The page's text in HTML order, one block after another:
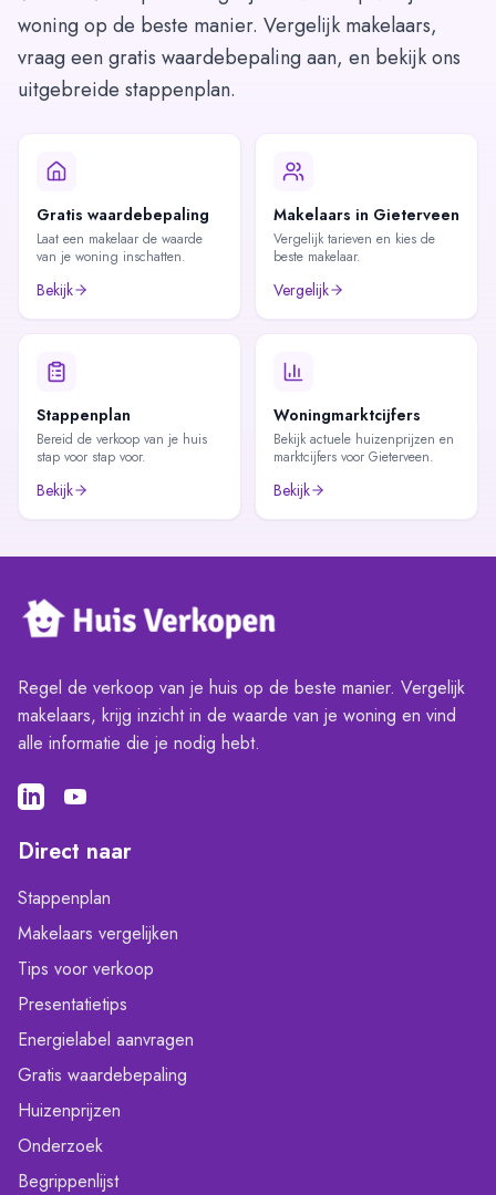
woning op de beste manier. Vergelijk makelaars,
vraag een gratis waardebepaling aan, en bekijk ons
uitgebreide stappenplan.
Gratis waardebepaling
Laat een makelaar de waarde
van je woning inschatten.
Bekijk
Makelaars in Gieterveen
Vergelijk tarieven en kies de
beste makelaar.
Vergelijk
Stappenplan
Bereid de verkoop van je huis
stap voor stap voor.
Bekijk
Woningmarktcijfers
Bekijk actuele huizenprijzen en
marktcijfers voor Gieterveen.
Bekijk
Regel de verkoop van je huis op de beste manier. Vergelijk
makelaars, krijg inzicht in de waarde van je woning en vind
alle informatie die je nodig hebt.
Direct naar
Stappenplan
Makelaars vergelijken
Tips voor verkoop
Presentatietips
Energielabel aanvragen
Gratis waardebepaling
Huizenprijzen
Onderzoek
Begrippenlijst